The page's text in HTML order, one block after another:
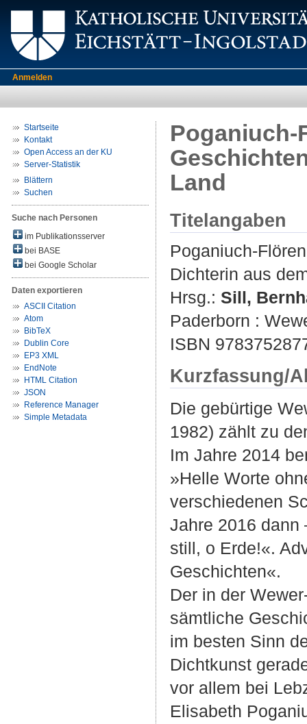
Anmelden
Startseite
Kontakt
Open Access an der KU
Server-Statistik
Blättern
Suchen
Suche nach Personen
im Publikationsserver
bei BASE
bei Google Scholar
Daten exportieren
ASCII Citation
Atom
BibTeX
Dublin Core
EP3 XML
EndNote
HTML Citation
JSON
Reference Manager
Simple Metadata
Poganiuch-
Land
Titelangaben
Poganiuch-
Dichterin aus
Hrsg.: Sill,
Paderborn :
ISBN
Kurzfassung/
Die gebürtige
1982) zählt zu
Im Jahre 2014
»Helle Worte
verschiedenen
Jahre 2016 dann
still, o Erde!«.
Geschichten«.
Der in der
sämtliche
im besten Sinn
Dichtkunst
vor allem bei
Elisabeth